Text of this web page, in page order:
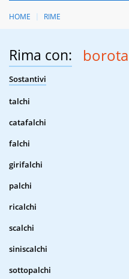
HOME RIME
Rima con:
Sostantivi
talchi
catafalchi
falchi
girifalchi
palchi
ricalchi
scalchi
siniscalchi
sottopalchi